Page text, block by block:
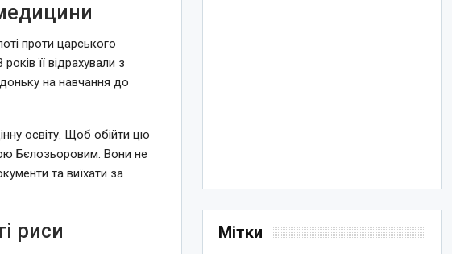
проти царського
її відрахували з
доньку на навчання до
освіту. Щоб обійти цю
Бєлозьоровим. Вони не
та виїхати за
риси Мітки